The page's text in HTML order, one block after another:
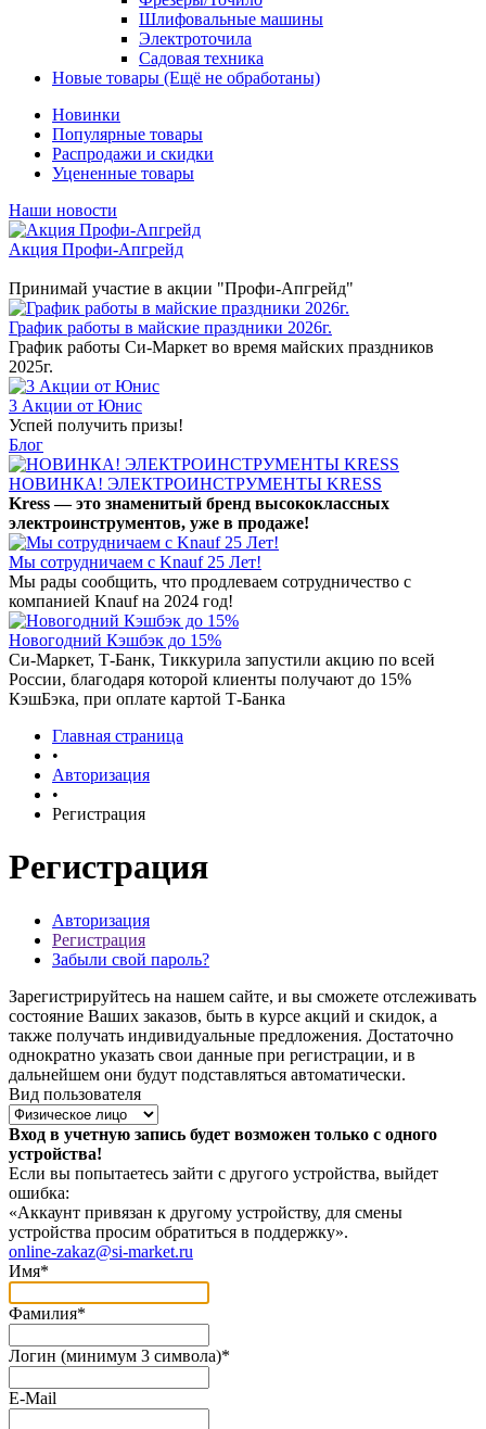
Шлифовальные машины
Электроточила
Садовая техника
Новые товары (Ещё не обработаны)
Новинки
Популярные товары
Распродажи и скидки
Уцененные товары
Наши новости
Акция Профи-Апгрейд
Принимай участие в акции "Профи-Апгрейд"
График работы в майские праздники 2026г.
График работы Си-Маркет во время майских праздников
2025г.
3 Акции от Юнис
Успей получить призы!
Блог
НОВИНКА! ЭЛЕКТРОИНСТРУМЕНТЫ KRESS
Kress — это знаменитый бренд высококлассных
электроинструментов, уже в продаже!
Мы сотрудничаем с Knauf 25 Лет!
Мы рады сообщить, что продлеваем сотрудничество с
компанией Knauf на 2024 год!
Новогодний Кэшбэк до 15%
Си-Маркет, Т-Банк, Тиккурила запустили акцию по всей
России, благодаря которой клиенты получают до 15%
КэшБэка, при оплате картой Т-Банка
Главная страница
•
Авторизация
•
Регистрация
Регистрация
Авторизация
Регистрация
Забыли свой пароль?
Зарегистрируйтесь на нашем сайте, и вы сможете отслеживать
состояние Ваших заказов, быть в курсе акций и скидок, а
также получать индивидуальные предложения. Достаточно
однократно указать свои данные при регистрации, и в
дальнейшем они будут подставляться автоматически.
Вид пользователя
Вход в учетную запись будет возможен только с одного
устройства!
Если вы попытаетесь зайти с другого устройства, выйдет
ошибка:
«Аккаунт привязан к другому устройству, для смены
устройства просим обратиться в поддержку».
online-zakaz@si-market.ru
Имя*
Фамилия*
Логин (минимум 3 символа)*
E-Mail